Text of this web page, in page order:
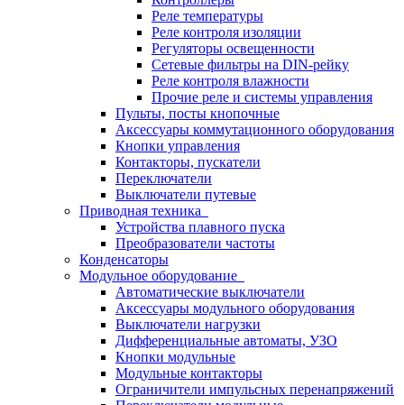
Реле температуры
Реле контроля изоляции
Регуляторы освещенности
Сетевые фильтры на DIN-рейку
Реле контроля влажности
Прочие реле и системы управления
Пульты, посты кнопочные
Аксессуары коммутационного оборудования
Кнопки управления
Контакторы, пускатели
Переключатели
Выключатели путевые
Приводная техника
Устройства плавного пуска
Преобразователи частоты
Конденсаторы
Модульное оборудование
Автоматические выключатели
Аксессуары модульного оборудования
Выключатели нагрузки
Дифференциальные автоматы, УЗО
Кнопки модульные
Модульные контакторы
Ограничители импульсных перенапряжений